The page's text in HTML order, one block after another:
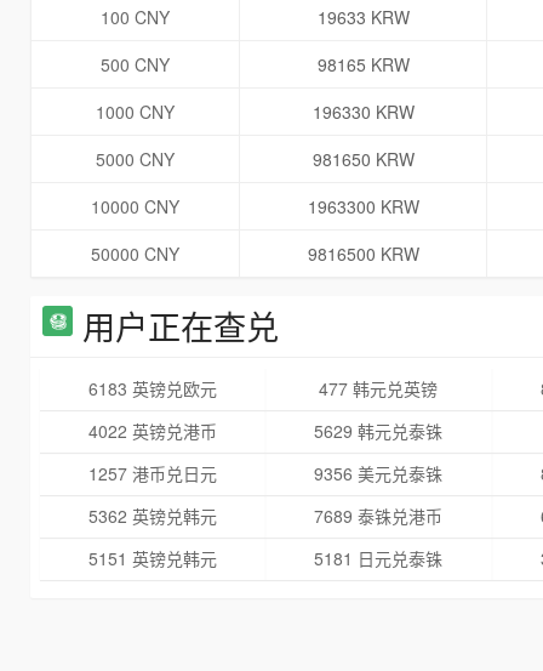
100 CNY
19633 KRW
500 CNY
98165 KRW
1000 CNY
196330 KRW
5000 CNY
981650 KRW
10000 CNY
1963300 KRW
50000 CNY
9816500 KRW
用户正在查兑
6183 英镑兑欧元 477 韩元兑英镑
4022 英镑兑港币
5629 韩元兑泰铢
1257 港币兑日元
9356 美元兑泰铢
5362 英镑兑韩元
7689 泰铢兑港币
5151 英镑兑韩元
5181 日元兑泰铢